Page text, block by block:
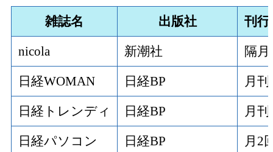
雑誌名 出版社 刊行
nicola 新潮社 隔月
日経WOMAN 日経BP 月刊
日経トレンディ 日経BP 月刊
日経パソコン 日経BP 月2